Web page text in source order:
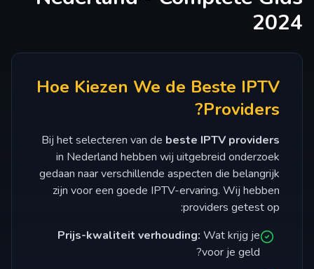
2024
Hoe Kiezen We de Beste IPTV
Providers?
Bij het selecteren van de beste IPTV providers
in Nederland hebben wij uitgebreid onderzoek
gedaan naar verschillende aspecten die belangrijk
zijn voor een goede IPTV-ervaring. Wij hebben
providers getest op:
Prijs-kwaliteit verhouding: Wat krijg je
voor je geld?